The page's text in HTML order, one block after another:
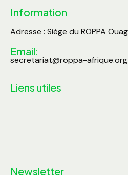
Information
Adresse : Siège du ROPPA
Email:
secretariat@roppa-afrique.org
Liens utiles
Newsletter